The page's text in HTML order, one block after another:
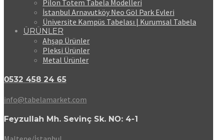
Pilon Totem Tabela Modelleri
İstanbul Arnavutköy Neo Göl Park Evleri
Üniversite Kampüs Tabelası | Kurumsal Tabela
ÜRÜNLER
Ahşap Ürünler
Pleksi Ürünler
Metal Ürünler
0532 458 24 65
info@tabelamarket.com
Feyzullah Mh. Sevinç Sk. NO: 4-1